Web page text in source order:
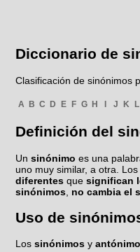
Diccionario de
Clasificación de sinónimos
A B C D E F G H I J K L
Definición del
Unsinónimo es una
uno muy similar, a otra.
diferentes quesignifican
sinónimos no cambia el
Uso de
Lossinónimos y